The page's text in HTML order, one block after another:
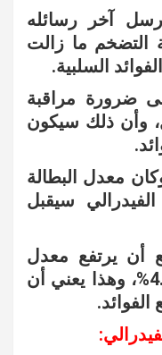
آخر رسائله
التضخم ما زالت
السلبية.
ضرورة مراقبة
وأن ذلك سيكون
معدل البطالة
سيقبل
أن يرتفع معدل
البطالة نهاية هذا العام إلى 4.4%، وهذا يعني أن